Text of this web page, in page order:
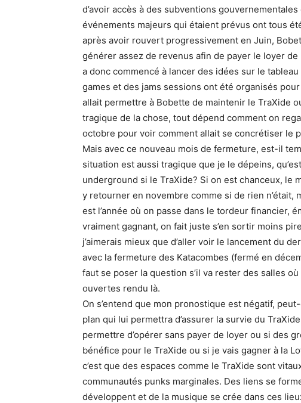
d’avoir accès à des subventions
événements majeurs qui étaient prévus ont tous
après avoir rouvert progressivement en Juin,
générer assez de revenus afin de payer le loyer
a donc commencé à lancer des idées sur le
games et des jams sessions ont été organisés
allait permettre à Bobette de maintenir le TraXide
tragique de la chose, tout dépend comment on
octobre pour voir comment allait se concrétiser le
Mais avec ce nouveau mois de fermeture, est-il
situation est aussi tragique que je le dépeins,
underground si le TraXide? Si on est chanceux, le
y retourner en novembre comme si de rien n’était,
est l’année où on passe dans le tordeur financier,
vraiment gagnant, on fait juste s’en sortir moins
j’aimerais mieux que d’aller voir le lancement du
avec la fermeture des Katacombes (fermé en
faut se poser la question s’il va rester des salles
ouvertes rendu là.
On s’entend que mon pronostique est négatif,
plan qui lui permettra d’assurer la survie du
permettre d’opérer sans payer de loyer ou si des
bénéfice pour le TraXide ou si je vais gagner à la
c’est que des espaces comme le TraXide sont
communautés punks marginales. Des liens se
développent et de la musique se crée dans ces